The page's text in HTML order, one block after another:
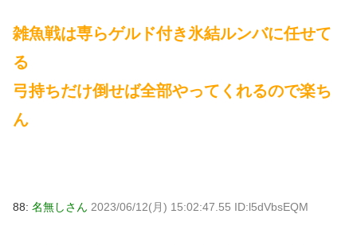
雑魚戦は専らゲルド付き氷結ルンバに任せて
る
弓持ちだけ倒せば全部やってくれるので楽ち
ん
88: 名無しさん 2023/06/12(月) 15:02:47.55 ID:l5dVbsEQM